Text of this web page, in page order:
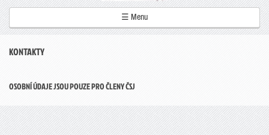
☰ Menu
KONTAKTY
OSOBNÍ ÚDAJE JSOU POUZE PRO ČLENY ČSJ